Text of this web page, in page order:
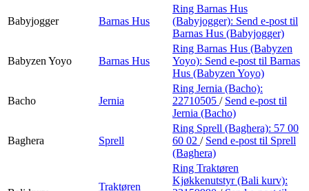
Babyjogger Barnas Hus
Ring Barnas Hus
(Babyjogger): Send e-post til
Barnas Hus (Babyjogger)
Babyzen Yoyo Barnas Hus
Ring Barnas Hus (Babyzen
Yoyo): Send e-post til Barnas
Hus (Babyzen Yoyo)
Bacho Jernia
Ring Jernia (Bacho):
22710505 / Send e-post til
Jernia (Bacho)
Baghera Sprell
Ring Sprell (Baghera): 57 00
60 02 / Send e-post til Sprell
(Baghera)
Traktøren
Ring Traktøren
Kjøkkenutstyr (Bali kurv):